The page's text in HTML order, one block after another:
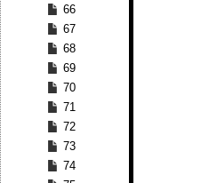
66
67
68
69
70
71
72
73
74